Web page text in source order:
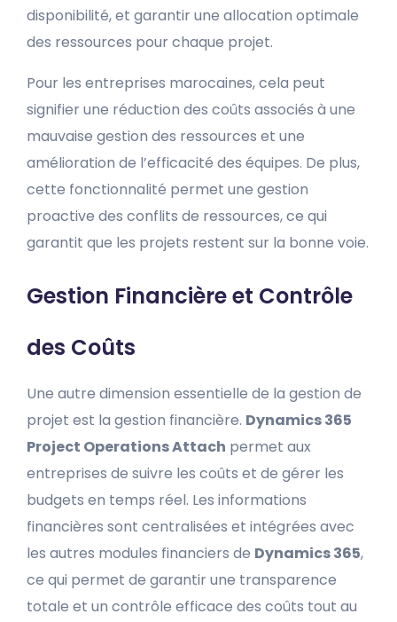
disponibilité, et garantir une allocation optimale
des ressources pour chaque projet.
Pour les entreprises marocaines, cela peut
signifier une réduction des coûts associés à une
mauvaise gestion des ressources et une
amélioration de l’efficacité des équipes. De plus,
cette fonctionnalité permet une gestion
proactive des conflits de ressources, ce qui
garantit que les projets restent sur la bonne voie.
Gestion Financière et Contrôle
des Coûts
Une autre dimension essentielle de la gestion de
projet est la gestion financière. Dynamics 365
Project Operations Attach permet aux
entreprises de suivre les coûts et de gérer les
budgets en temps réel. Les informations
financières sont centralisées et intégrées avec
les autres modules financiers de Dynamics 365,
ce qui permet de garantir une transparence
totale et un contrôle efficace des coûts tout au